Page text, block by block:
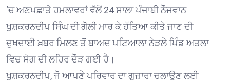
‘ਚ ਅਣਪਛਾਤੇ ਹਮਲਾਵਰਾਂ ਵੱਲੋਂ 24 ਸਾਲਾ ਪੰਜਾਬੀ ਨੌਜਵਾਨ
ਖੁਸ਼ਕਰਨਦੀਪ ਸਿੰਘ ਦੀ ਗੋਲੀ ਮਾਰ ਕੇ ਹੱਤਿਆ ਕੀਤੇ ਜਾਣ ਦੀ
ਦੁਖਦਾਈ ਖ਼ਬਰ ਮਿਲਣ ਤੋਂ ਬਾਅਦ ਪਟਿਆਲਾ ਨੇੜਲੇ ਪਿੰਡ ਅਤਲਾ
ਵਿਚ ਸੋਗ ਦੀ ਲਹਿਰ ਦੌੜ ਗਈ ਹੈ।
ਖੁਸ਼ਕਰਨਦੀਪ, ਜੋ ਆਪਣੇ ਪਰਿਵਾਰ ਦਾ ਗੁਜ਼ਾਰਾ ਚਲਾਉਣ ਲਈ